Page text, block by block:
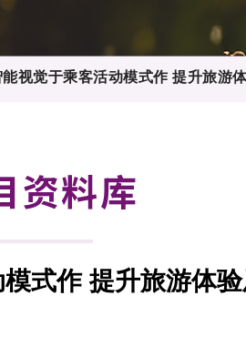
视觉于乘客活动模式作 提升旅游
资料库
式作 提升旅游体